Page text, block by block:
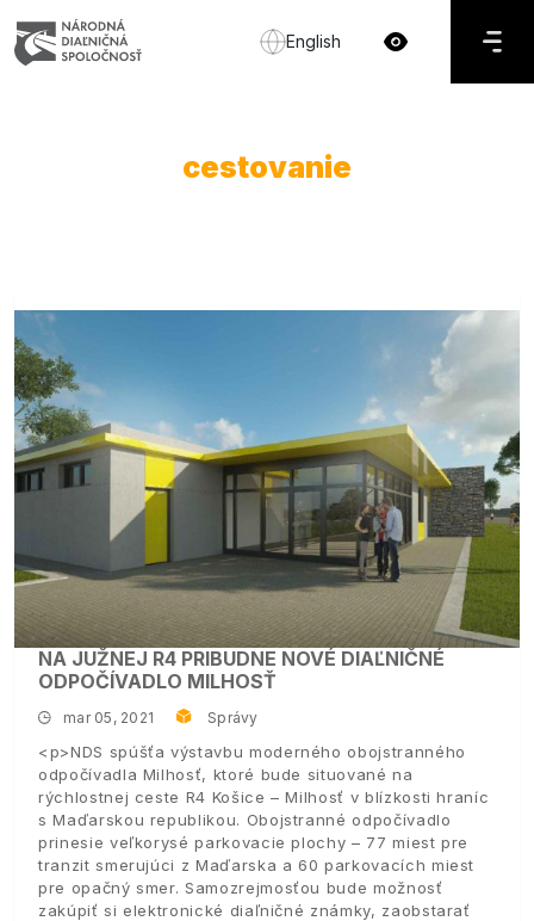
English
cestovanie
NA JUŽNEJ R4 PRIBUDNE NOVÉ DIAĽNIČNÉ
ODPOČÍVADLO MILHOSŤ
mar 05, 2021 Správy
<p>NDS spúšťa výstavbu moderného obojstranného
odpočívadla Milhosť, ktoré bude situované na
rýchlostnej ceste R4 Košice – Milhosť v blízkosti hraníc
s Maďarskou republikou. Obojstranné odpočívadlo
prinesie veľkorysé parkovacie plochy – 77 miest pre
tranzit smerujúci z Maďarska a 60 parkovacích miest
pre opačný smer. Samozrejmosťou bude možnosť
zakúpiť si elektronické diaľničné známky, zaobstarať